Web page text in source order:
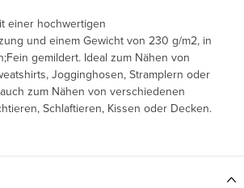
einer hochwertigen
und einem Gewicht von 230 g/m2, in
Fein gemildert. Ideal zum Nähen von
Jogginghosen, Stramplern oder
zum Nähen von verschiedenen
Schlaftieren, Kissen oder Decken.